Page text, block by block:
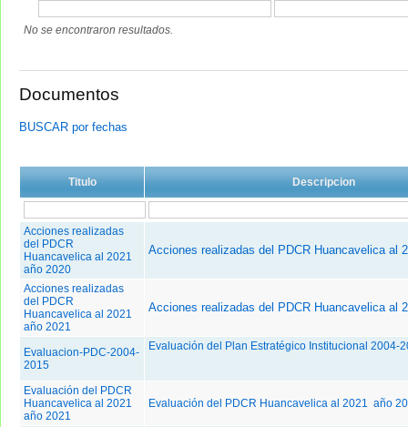
No se encontraron resultados.
Documentos
BUSCAR por fechas
Titulo Descripcion
Acciones realizadas
del PDCR
Huancavelica al 2021
año 2020
Acciones realizadas del PDCR Huancavelica al
Acciones realizadas
del PDCR
Huancavelica al 2021
año 2021
Acciones realizadas del PDCR Huancavelica al
Evaluacion-PDC-2004-
2015
Evaluación del Plan Estratégico Institucional 2004-
Evaluación del PDCR
Huancavelica al 2021
año 2021
Evaluación del PDCR Huancavelica al 2021 año